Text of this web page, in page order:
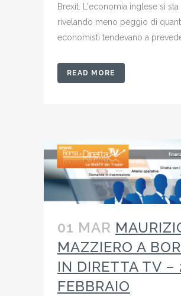
Brexit. L'economia inglese si sta
rivelando meno peggio di
economisti tendevano a
READ MORE
01 MAR
MAZZIERO A
IN DIRETTA TV –
FEBBRAIO